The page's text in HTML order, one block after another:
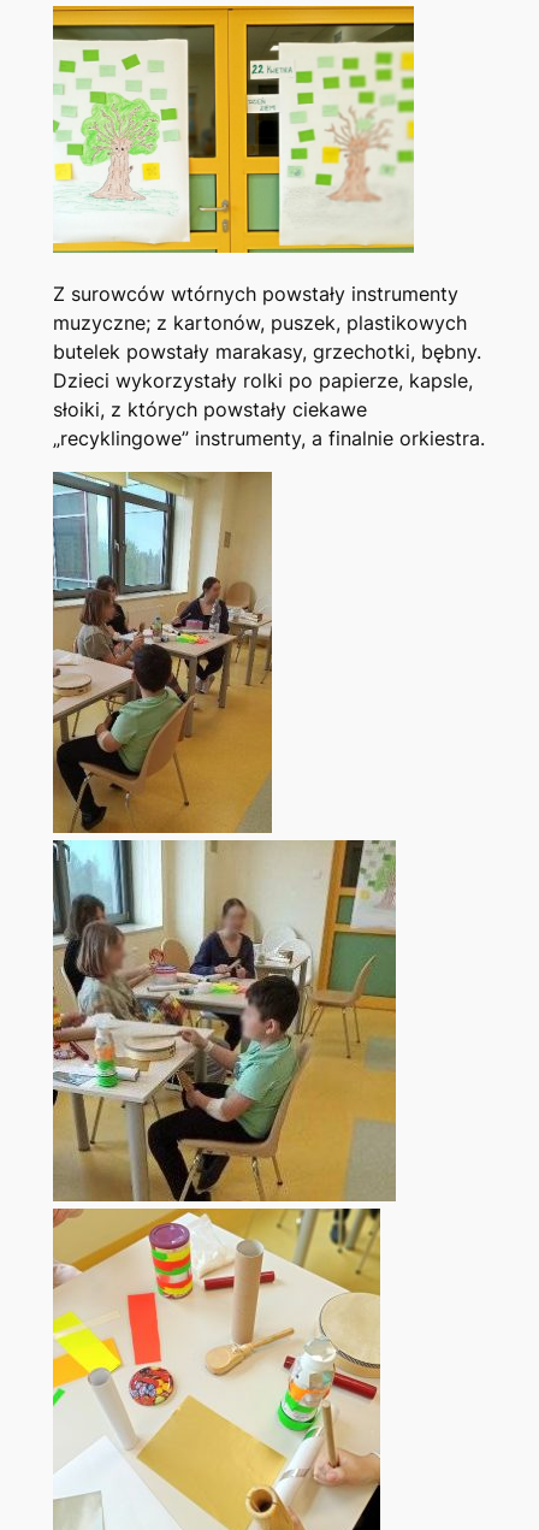
Z surowców wtórnych powstały instrumenty
muzyczne; z kartonów, puszek, plastikowych
butelek powstały marakasy, grzechotki, bębny.
Dzieci wykorzystały rolki po papierze, kapsle,
słoiki, z których powstały ciekawe
„recyklingowe” instrumenty, a finalnie orkiestra.